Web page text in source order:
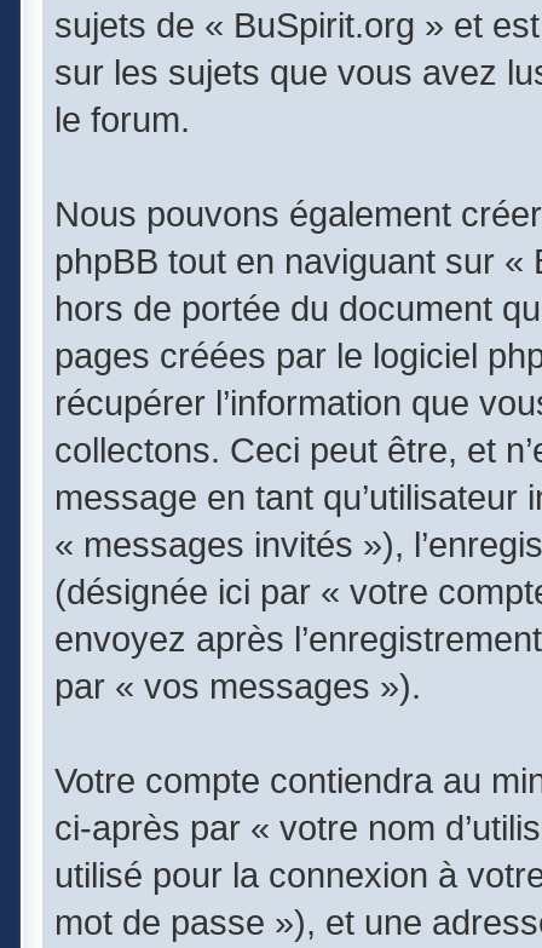
sujets de « BuSpirit.org » et
sur les sujets que vous avez
le forum.
Nous pouvons également
phpBB tout en naviguant sur
hors de portée du document
pages créées par le logiciel
récupérer l’information que
collectons. Ceci peut être, et
message en tant
« messages invités »),
(désignée ici par « votre
envoyez après
par « vos messages »).
Votre compte contiendra au
ci-après par « votre nom
utilisé pour la connexion à
mot de passe »), et une